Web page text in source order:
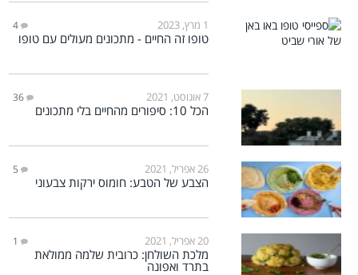
1 מרץ, 2023 4
טופו זה החיים - מתכונים מעולים עם טופו
7 אוגוסט, 2021 36
הכל 10: סיפורים מהחיים בלי מתכונים
26 אפריל, 2021 5
הצבע של הטבע: חומוס ירקות צבעוני
20 אפריל, 2021 1
מלכת השולחן: כרובית שלמה ממולאת
בתרד ואפונה